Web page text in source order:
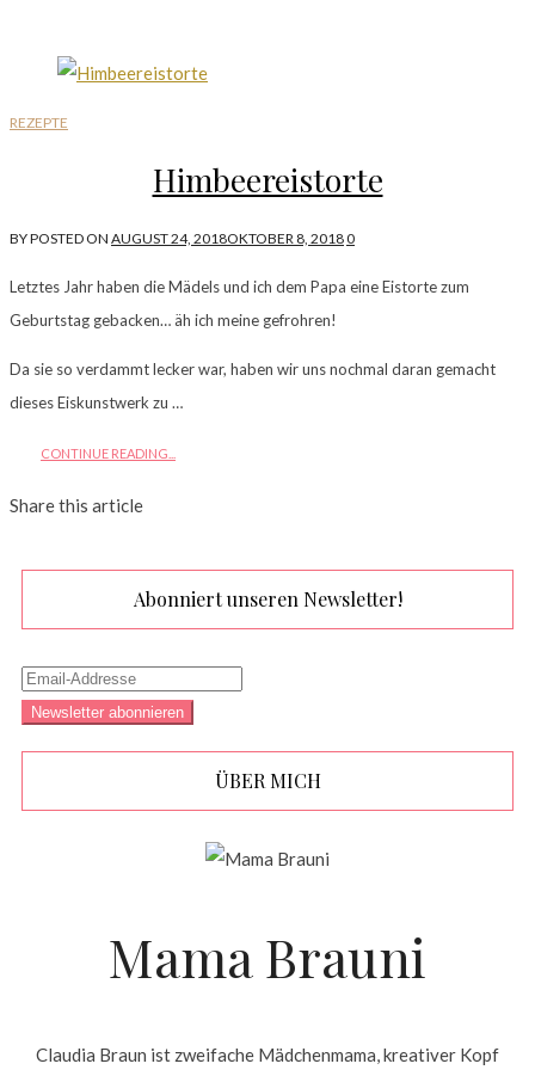
REZEPTE
Himbeereistorte
BYPOSTED ON AUGUST 24, 2018OKTOBER 8, 20180
Letztes Jahr haben die Mädels und ich dem Papa eine Eistorte zum
Geburtstag gebacken… äh ich meine gefrohren!
Da sie so verdammt lecker war, haben wir uns nochmal daran gemacht
dieses Eiskunstwerk zu …
CONTINUE READING...
Share this article
Abonniert unseren Newsletter!
ÜBER MICH
Mama Brauni
Claudia Braun ist zweifache Mädchenmama, kreativer Kopf